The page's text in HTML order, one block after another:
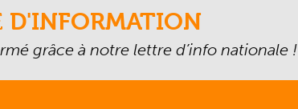
D'INFORMATION
grâce à notre lettre d’info nationale !